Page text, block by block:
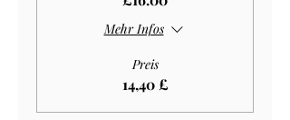
Mehr Infos
Preis
14,40 £